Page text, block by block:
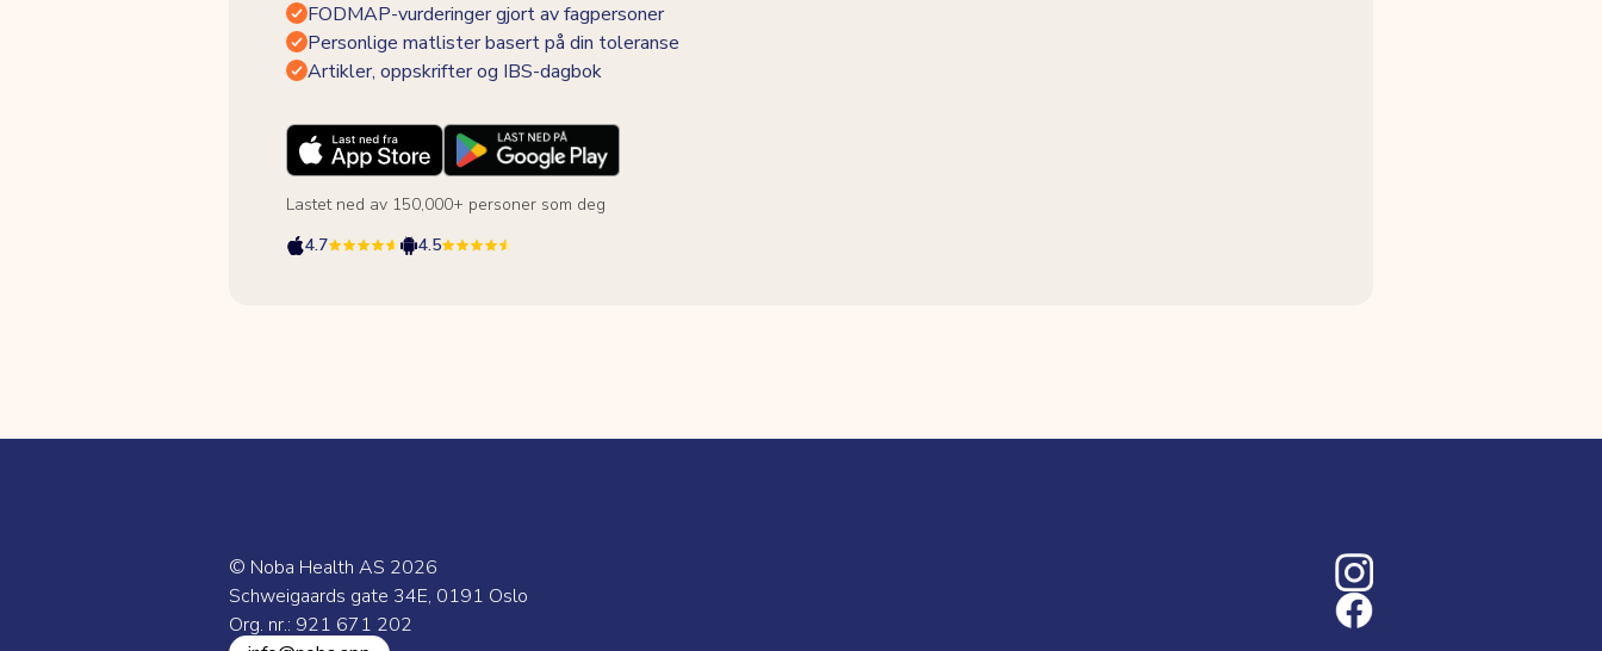
FODMAP-vurderinger gjort av fagpersoner
Personlige matlister basert på din toleranse
Artikler, oppskrifter og IBS-dagbok
Lastet ned av 150,000+ personer som deg
4.7
4.5
© Noba Health AS 2026
Schweigaards gate 34E, 0191 Oslo
Org. nr.: 921 671 202